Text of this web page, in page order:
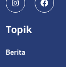
Topik
Berita